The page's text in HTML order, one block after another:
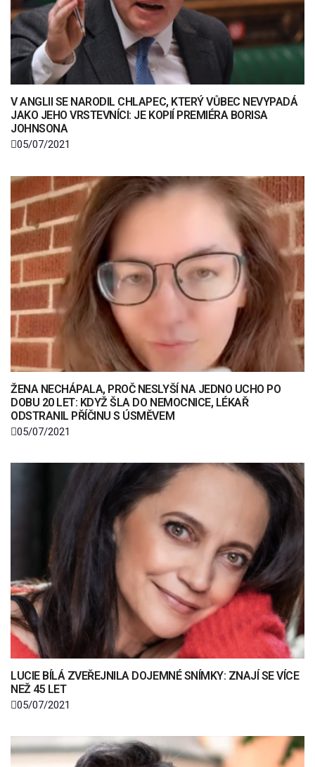
V ANGLII SE NARODIL CHLAPEC, KTERÝ VŮBEC NEVYPADÁ
JAKO JEHO VRSTEVNÍCI: JE KOPIÍ PREMIÉRA BORISA
JOHNSONA
05/07/2021
ŽENA NECHÁPALA, PROČ NESLYŠÍ NA JEDNO UCHO PO
DOBU 20 LET: KDYŽ ŠLA DO NEMOCNICE, LÉKAŘ
ODSTRANIL PŘÍČINU S ÚSMĚVEM
05/07/2021
LUCIE BÍLÁ ZVEŘEJNILA DOJEMNÉ SNÍMKY: ZNAJÍ SE VÍCE
NEŽ 45 LET
05/07/2021